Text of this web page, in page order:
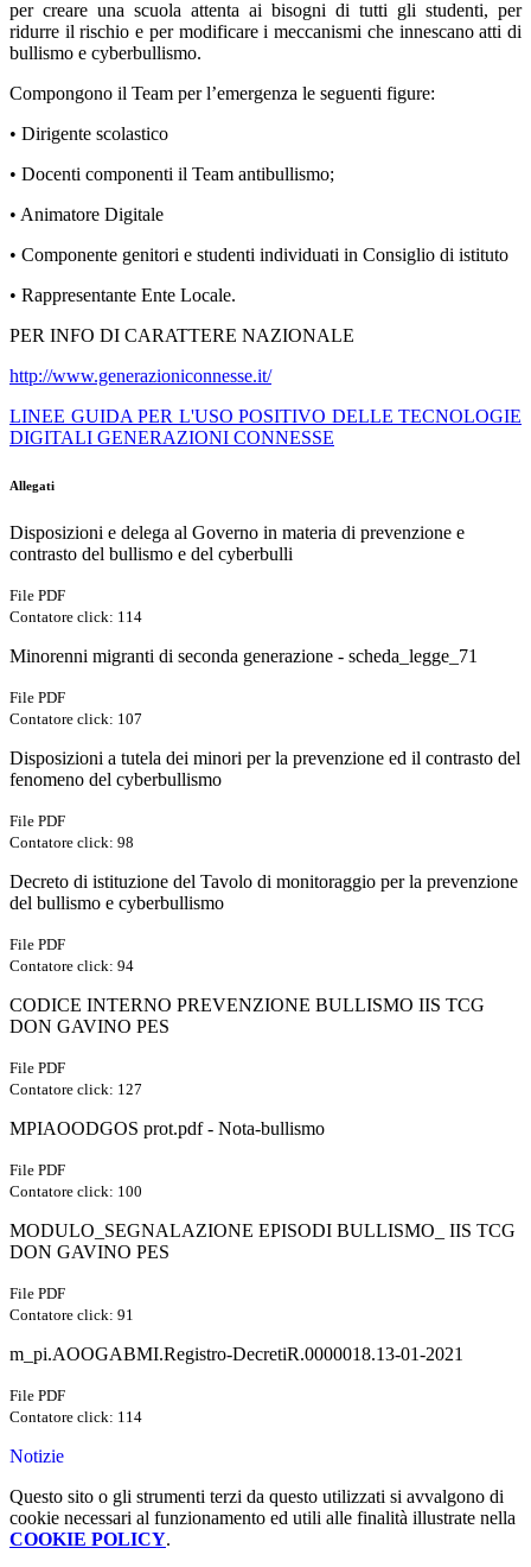
per creare una scuola attenta ai bisogni di tutti gli studenti, per
ridurre il rischio e per modificare i meccanismi che innescano atti di
bullismo e cyberbullismo.
Compongono il Team per l’emergenza le seguenti figure:
• Dirigente scolastico
• Docenti componenti il Team antibullismo;
• Animatore Digitale
• Componente genitori e studenti individuati in Consiglio di istituto
• Rappresentante Ente Locale.
PER INFO DI CARATTERE NAZIONALE
http://www.generazioniconnesse.it/
LINEE GUIDA PER L'USO POSITIVO DELLE TECNOLOGIE
DIGITALI GENERAZIONI CONNESSE
Allegati
Disposizioni e delega al Governo in materia di prevenzione e
contrasto del bullismo e del cyberbulli
File PDF
Contatore click: 114
Minorenni migranti di seconda generazione - scheda_legge_71
File PDF
Contatore click: 107
Disposizioni a tutela dei minori per la prevenzione ed il contrasto del
fenomeno del cyberbullismo
File PDF
Contatore click: 98
Decreto di istituzione del Tavolo di monitoraggio per la prevenzione
del bullismo e cyberbullismo
File PDF
Contatore click: 94
CODICE INTERNO PREVENZIONE BULLISMO IIS TCG
DON GAVINO PES
File PDF
Contatore click: 127
MPIAOODGOS prot.pdf - Nota-bullismo
File PDF
Contatore click: 100
MODULO_SEGNALAZIONE EPISODI BULLISMO_ IIS TCG
DON GAVINO PES
File PDF
Contatore click: 91
m_pi.AOOGABMI.Registro-DecretiR.0000018.13-01-2021
File PDF
Contatore click: 114
Notizie
Questo sito o gli strumenti terzi da questo utilizzati si avvalgono di
cookie necessari al funzionamento ed utili alle finalità illustrate nella
COOKIE POLICY.